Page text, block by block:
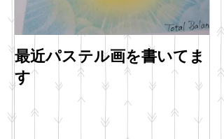
最近パステル画を書いてま
す